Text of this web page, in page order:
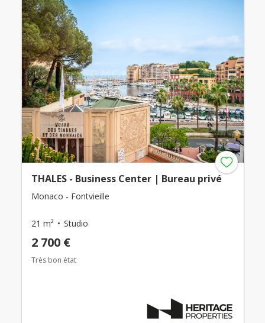
THALES - Business Center | Bureau privé
Monaco - Fontvieille
21 m² Studio
2 700 €
Très bon état